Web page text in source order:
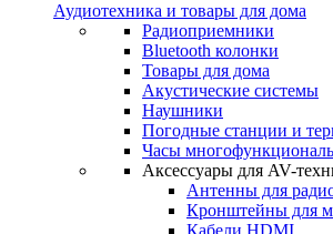
Аудиотехника и товары для дома
Радиоприемники
Bluetooth колонки
Товары для дома
Акустические системы
Наушники
Погодные станции и
Часы
Аксессуары для AV-
Антенны для
Кронштейны для